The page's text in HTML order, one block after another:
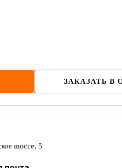
ЗАКАЗАТЬ В
шоссе, 5